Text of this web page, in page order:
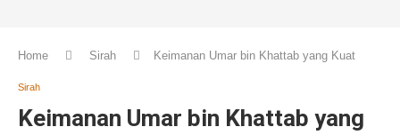
Home Sirah Keimanan Umar bin Khattab yang Kuat
Sirah
Keimanan Umar bin Khattab yang